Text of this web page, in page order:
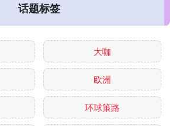
话题标签
大咖
欧洲
环球策路